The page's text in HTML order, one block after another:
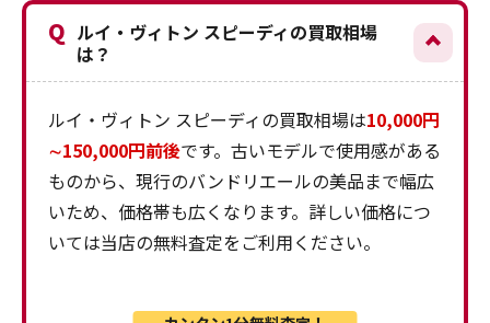
Q ルイ・ヴィトン スピーディの買取相場
は？
ルイ・ヴィトン スピーディの買取相場は10,000円
∼150,000円前後です。古いモデルで使用感がある
ものから、現行のバンドリエールの美品まで幅広
いため、価格帯も広くなります。詳しい価格につ
いては当店の無料査定をご利用ください。